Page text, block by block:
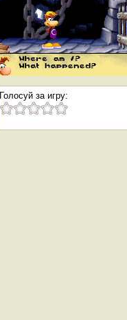
Голосуй за игру: